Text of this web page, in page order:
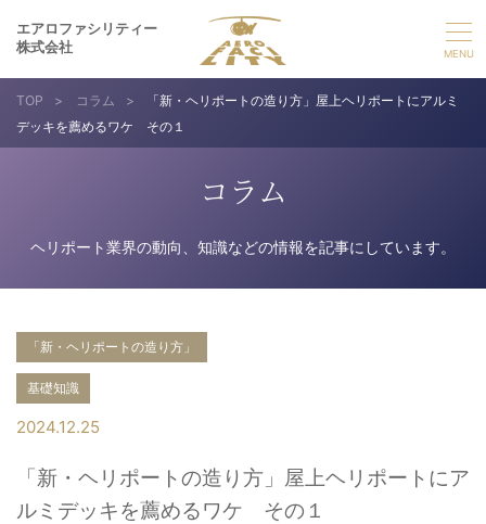
エアロファシリティー
株式会社
選ばれる理由
実績紹介
採用情報
TOP > コラム >
「新・ヘリポートの造り方」屋上ヘリポートにアルミ
デッキを薦めるワケ その１
コラム
ヘリポート業界の動向、知識などの情報を記事にしています。
「新・ヘリポートの造り方」
基礎知識
2024.12.25
「新・ヘリポートの造り方」屋上ヘリポートにア
ルミデッキを薦めるワケ その１